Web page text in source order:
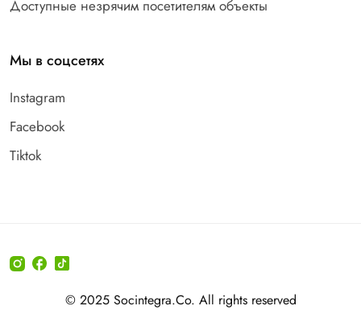
Доступные незрячим посетителям объекты
Мы в соцсетях
Instagram
Facebook
Tiktok
© 2025 Socintegra.Co. All rights reserved